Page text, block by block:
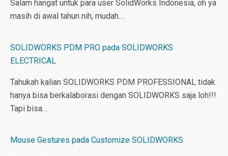
Salam hangat untuk para user SolidWorks Indonesia, oh ya
masih di awal tahun nih, mudah…
SOLIDWORKS PDM PRO pada SOLIDWORKS
ELECTRICAL
Tahukah kalian SOLIDWORKS PDM PROFESSIONAL tidak
hanya bisa berkalaborasi dengan SOLIDWORKS saja loh!!!
Tapi bisa…
Mouse Gestures pada Customize SOLIDWORKS